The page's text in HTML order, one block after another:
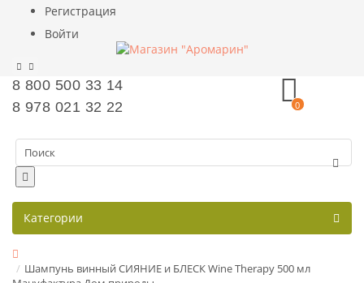
Регистрация
Войти
8 800 500 33 14
8 978 021 32 22
0
Категории
Шампунь винный СИЯНИЕ и БЛЕСК Wine Therapy 500 мл